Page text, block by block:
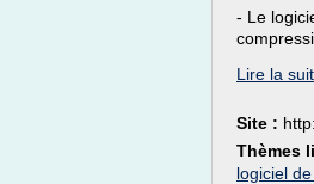
- Le
Lire la
Site :
Thèmes
logiciel